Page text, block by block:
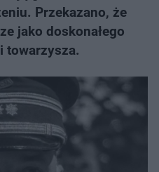
Przekazano, że
jako doskonałego
towarzysza.